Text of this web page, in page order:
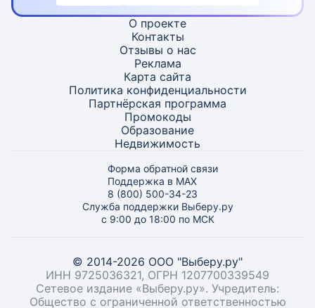
О проекте
Контакты
Отзывы о нас
Реклама
Карта сайта
Политика конфиденциальности
Партнёрская программа
Промокоды
Образование
Недвижимость
Форма обратной связи
Поддержка в MAX
8 (800) 500-34-23
Служба поддержки Выберу.ру
с 9:00 до 18:00 по МСК
© 2014-2026 ООО "Выберу.ру"
ИНН 9725036321, ОГРН 1207700339549
Сетевое издание «Выберу.ру». Учредитель:
Общество с ограниченной ответственностью